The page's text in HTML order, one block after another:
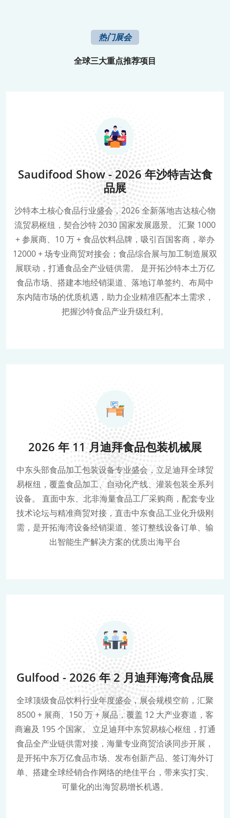
热门展会
全球三大重点推荐项目
Saudifood Show - 2026 年沙特吉达食
品展
沙特本土核心食品行业盛会，2026 全新落地吉达核心物
流贸易枢纽，契合沙特 2030 国家发展愿景。 汇聚 1000
+ 参展商、10 万 + 食品饮料品牌，吸引百国客商，举办
12000 + 场专业商贸对接会；食品综合展与加工制造展双
展联动，打通食品全产业链供需。 是开拓沙特本土万亿
食品市场、搭建本地经销渠道、落地订单签约、布局中
东内陆市场的优质机遇，助力企业精准匹配本土需求，
把握沙特食品产业升级红利。
2026 年 11 月迪拜食品包装机械展
中东头部食品加工包装设备专业盛会，立足迪拜全球贸
易枢纽，覆盖食品加工、自动化产线、灌装包装全系列
设备。 直面中东、北非海量食品工厂采购商，配套专业
技术论坛与精准商贸对接，直击中东食品工业化升级刚
需，是开拓海湾设备经销渠道、签订整线设备订单、输
出智能生产解决方案的优质出海平台
Gulfood - 2026 年 2 月迪拜海湾食品展
全球顶级食品饮料行业年度盛会，展会规模空前，汇聚
8500 + 展商、150 万 + 展品，覆盖 12 大产业赛道，客
商遍及 195 个国家。 立足迪拜中东贸易核心枢纽，打通
食品全产业链供需对接，海量专业商贸洽谈同步开展，
是开拓中东万亿食品市场、发布创新产品、签订海外订
单、搭建全球经销合作网络的绝佳平台，带来实打实、
可量化的出海贸易增长机遇。